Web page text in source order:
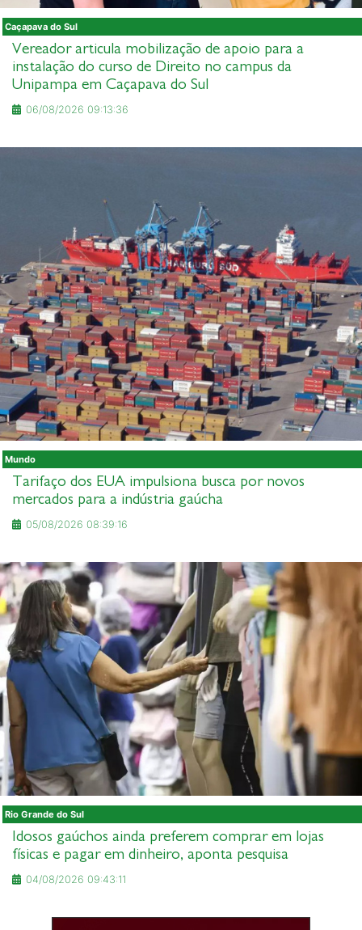
Caçapava do Sul
Vereador articula mobilização de apoio para a
instalação do curso de Direito no campus da
Unipampa em Caçapava do Sul
06/08/2026 09:13:36
Mundo
Tarifaço dos EUA impulsiona busca por novos
mercados para a indústria gaúcha
05/08/2026 08:39:16
Rio Grande do Sul
Idosos gaúchos ainda preferem comprar em lojas
físicas e pagar em dinheiro, aponta pesquisa
04/08/2026 09:43:11